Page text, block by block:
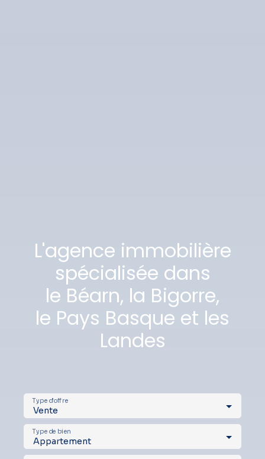
L'agence immobilière
spécialisée dans
le Béarn, la Bigorre,
le Pays Basque et les
Landes
Vente
Type d'offre
Appartement
Type de bien